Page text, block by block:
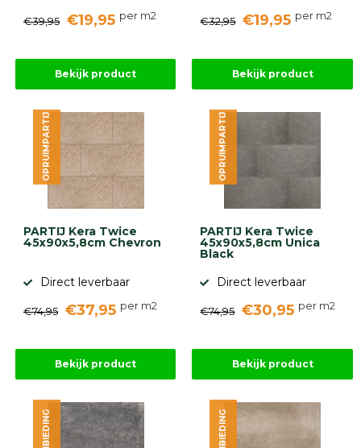
€39,95 €19,95 per m2
Bekijk product
€32,95 €19,95 per m2
Bekijk product
PARTIJ Kera Twice
45x90x5,8cm Chevron
Direct leverbaar
€74,95 €37,95 per m2
OPRUIMPARTIJ
Bekijk product
PARTIJ Kera Twice
45x90x5,8cm Unica
Black
Direct leverbaar
€74,95 €30,95 per m2
OPRUIMPARTIJ
Bekijk product